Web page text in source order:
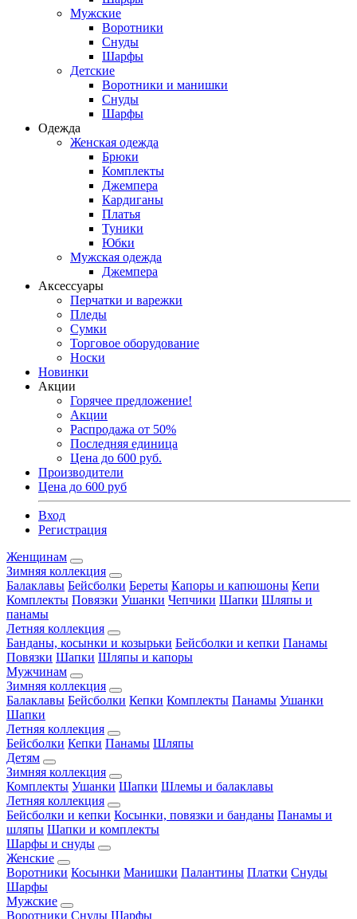
Мужские
Воротники
Снуды
Шарфы
Детские
Воротники и манишки
Снуды
Шарфы
Одежда
Женская одежда
Брюки
Комплекты
Джемпера
Кардиганы
Платья
Туники
Юбки
Мужская одежда
Джемпера
Аксессуары
Перчатки и варежки
Пледы
Сумки
Торговое оборудование
Носки
Новинки
Акции
Горячее предложение!
Акции
Распродажа от 50%
Последняя единица
Цена до 600 руб.
Производители
Цена до 600 руб
Вход
Регистрация
Женщинам
Зимняя коллекция
Балаклавы Бейсболки Береты Капоры и капюшоны Кепи
Комплекты Повязки Ушанки Чепчики Шапки Шляпы и
панамы
Летняя коллекция
Банданы, косынки и козырьки Бейсболки и кепки Панамы
Повязки Шапки Шляпы и капоры
Мужчинам
Зимняя коллекция
Балаклавы Бейсболки Кепки Комплекты Панамы Ушанки
Шапки
Летняя коллекция
Бейсболки Кепки Панамы Шляпы
Детям
Зимняя коллекция
Комплекты Ушанки Шапки Шлемы и балаклавы
Летняя коллекция
Бейсболки и кепки Косынки, повязки и банданы Панамы и
шляпы Шапки и комплекты
Шарфы и снуды
Женские
Воротники Косынки Манишки Палантины Платки Снуды
Шарфы
Мужские
Воротники Снуды Шарфы